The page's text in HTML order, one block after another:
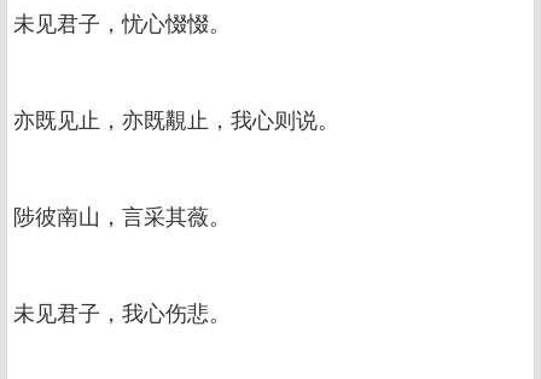
未见君子，忧心惙惙。
亦既见止，亦既覯止，我心则说。
陟彼南山，言采其薇。
未见君子，我心伤悲。